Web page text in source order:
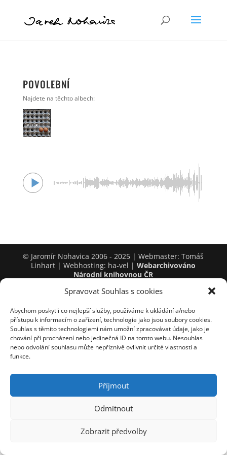
Spravovat Souhlas s cookies
Abychom poskytli co nejlepší služby, používáme k ukládání a/nebo
přístupu k informacím o zařízení, technologie jako jsou soubory cookies.
Souhlas s těmito technologiemi nám umožní zpracovávat údaje, jako je
chování při procházení nebo jedinečná ID na tomto webu. Nesouhlas
nebo odvolání souhlasu může nepříznivě ovlivnit určité vlastnosti a
funkce.
Příjmout
Odmítnout
Zobrazit předvolby
POVOLEBNÍ
Najdete na těchto albech:
© Jaromír Nohavica 2006 - 2025 | Webmaster: Tomáš
Linhart | Webhosting: ha-vel |Webarchivováno
Národní knihovnou ČR